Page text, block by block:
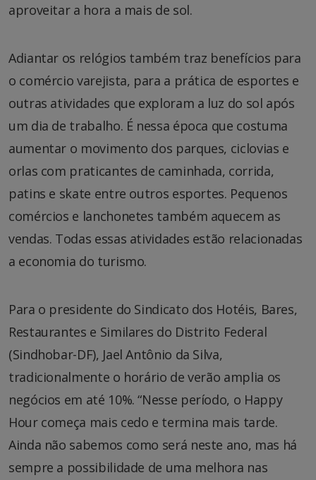
aproveitar a hora a mais de sol.
Adiantar os relógios também traz benefícios para
o comércio varejista, para a prática de esportes e
outras atividades que exploram a luz do sol após
um dia de trabalho. É nessa época que costuma
aumentar o movimento dos parques, ciclovias e
orlas com praticantes de caminhada, corrida,
patins e skate entre outros esportes. Pequenos
comércios e lanchonetes também aquecem as
vendas. Todas essas atividades estão relacionadas
a economia do turismo.
Para o presidente do Sindicato dos Hotéis, Bares,
Restaurantes e Similares do Distrito Federal
(Sindhobar-DF), Jael Antônio da Silva,
tradicionalmente o horário de verão amplia os
negócios em até 10%. “Nesse período, o Happy
Hour começa mais cedo e termina mais tarde.
Ainda não sabemos como será neste ano, mas há
sempre a possibilidade de uma melhora nas